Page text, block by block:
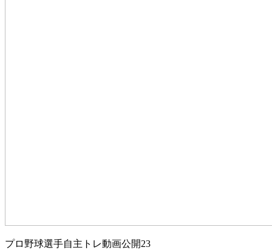
プロ野球選手自主トレ動画公開23